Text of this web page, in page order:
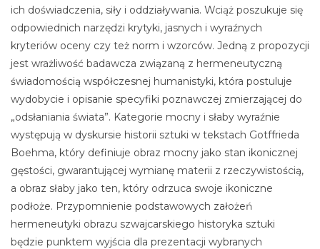
ich doświadczenia, siły i oddziaływania. Wciąż poszukuje się
odpowiednich narzędzi krytyki, jasnych i wyraźnych
kryteriów oceny czy też norm i wzorców. Jedną z propozycji
jest wrażliwość badawcza związaną z hermeneutyczną
świadomością współczesnej humanistyki, która postuluje
wydobycie i opisanie specyfiki poznawczej zmierzającej do
„odsłaniania świata”. Kategorie mocny i słaby wyraźnie
występują w dyskursie historii sztuki w tekstach Gotffrieda
Boehma, który definiuje obraz mocny jako stan ikonicznej
gęstości, gwarantującej wymianę materii z rzeczywistością,
a obraz słaby jako ten, który odrzuca swoje ikoniczne
podłoże. Przypomnienie podstawowych założeń
hermeneutyki obrazu szwajcarskiego historyka sztuki
będzie punktem wyjścia dla prezentacji wybranych